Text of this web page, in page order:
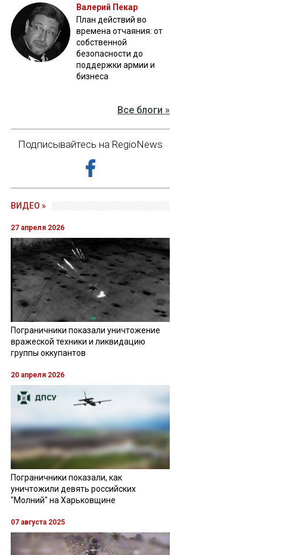
Валерий Пекар
План действий во
времена отчаяния: от
собственной
безопасности до
поддержки армии и
бизнеса
Все блоги »
Подписывайтесь на RegioNews
ВИДЕО »
27 апреля 2026
Пограничники показали уничтожение
вражеской техники и ликвидацию
группы оккупантов
20 апреля 2026
Пограничники показали, как
уничтожили девять российских
"Молний" на Харьковщине
07 августа 2025